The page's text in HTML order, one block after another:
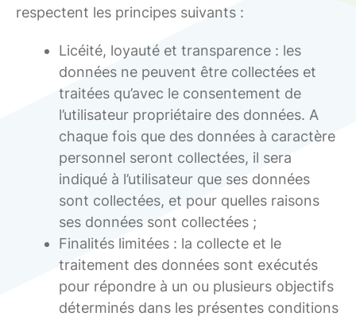
respectent les principes suivants :
Licéité, loyauté et transparence : les
données ne peuvent être collectées et
traitées qu’avec le consentement de
l’utilisateur propriétaire des données. A
chaque fois que des données à caractère
personnel seront collectées, il sera
indiqué à l’utilisateur que ses données
sont collectées, et pour quelles raisons
ses données sont collectées ;
Finalités limitées : la collecte et le
traitement des données sont exécutés
pour répondre à un ou plusieurs objectifs
déterminés dans les présentes conditions